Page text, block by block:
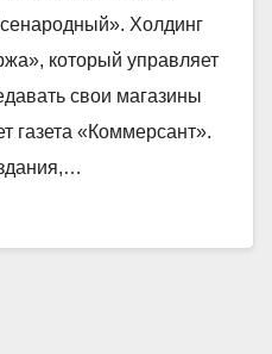
Холдинг
который управляет
свои магазины
газета «Коммерсант».